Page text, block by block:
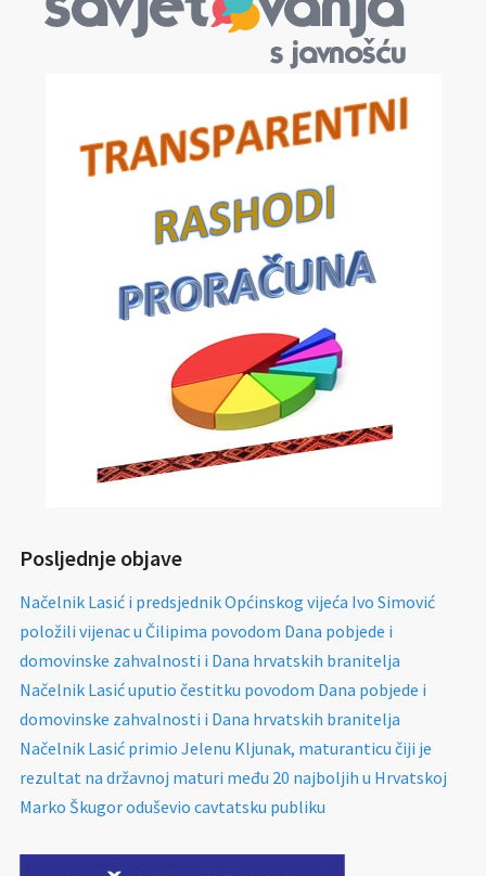
Posljednje objave
Načelnik Lasić i predsjednik Općinskog vijeća Ivo Simović
položili vijenac u Čilipima povodom Dana pobjede i
domovinske zahvalnosti i Dana hrvatskih branitelja
Načelnik Lasić uputio čestitku povodom Dana pobjede i
domovinske zahvalnosti i Dana hrvatskih branitelja
Načelnik Lasić primio Jelenu Kljunak, maturanticu čiji je
rezultat na državnoj maturi među 20 najboljih u Hrvatskoj
Marko Škugor oduševio cavtatsku publiku